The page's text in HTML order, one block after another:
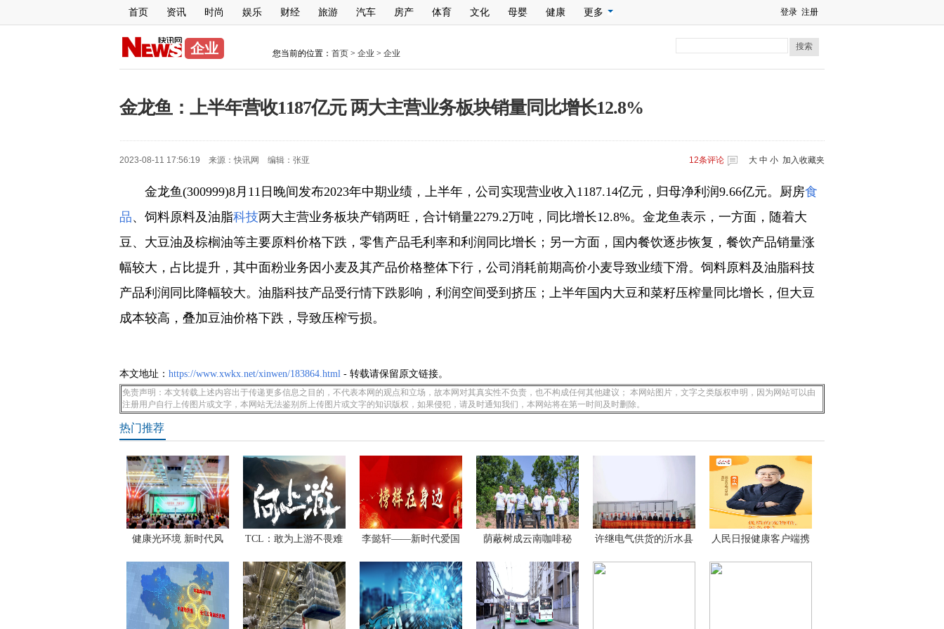
首页 资讯 时尚 娱乐 财经 旅游 汽车 房产 体育 文化 母婴 健康 更多 登录 注册
企业 您当前的位置： 首页> 企业 > 企业
搜索
金龙鱼：上半年营收1187亿元 两大主营业务板块销量同比增长12.8%
2023-08-11 17:56:19 来源：快讯网 编辑： 张亚 大 中 小 加入收藏夹
12条评论
金龙鱼(300999)8月11日晚间发布2023年中期业绩，上半年，公司实现营业收入1187.14亿元，归母净利润9.66亿元。厨房食
品、饲料原料及油脂科技两大主营业务板块产销两旺，合计销量2279.2万吨，同比增长12.8%。金龙鱼表示，一方面，随着大
豆、大豆油及棕榈油等主要原料价格下跌，零售产品毛利率和利润同比增长；另一方面，国内餐饮逐步恢复，餐饮产品销量涨
幅较大，占比提升，其中面粉业务因小麦及其产品价格整体下行，公司消耗前期高价小麦导致业绩下滑。饲料原料及油脂科技
产品利润同比降幅较大。油脂科技产品受行情下跌影响，利润空间受到挤压；上半年国内大豆和菜籽压榨量同比增长，但大豆
成本较高，叠加豆油价格下跌，导致压榨亏损。
本文地址： https://www.xwkx.net/xinwen/183864.html- 转载请保留原文链接。
免责声明：本文转载上述内容出于传递更多信息之目的，不代表本网的观点和立场，故本网对其真实性不负责，也不构成任何其他建议； 本网站图片，文字之类版权申明，因为网站可以由
注册用户自行上传图片或文字，本网站无法鉴别所上传图片或文字的知识版权，如果侵犯，请及时通知我们，本网站将在第一时间及时删除。
热门推荐
健康光环境 新时代风
TCL：敢为上游不畏难
李懿轩——新时代爱国
荫蔽树成云南咖啡秘
许继电气供货的沂水县
人民日报健康客户端携